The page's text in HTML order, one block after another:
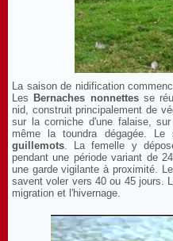
La saison de nidification
Les Bernaches nonnettesse
nid, construit principalement de
sur la corniche d'une falaise,
même la toundra dégagée.
guillemots. La femelle y
pendant une période variant de
une garde vigilante à proximité.
savent voler vers 40 ou 45 jours.
migration et l'hivernage.